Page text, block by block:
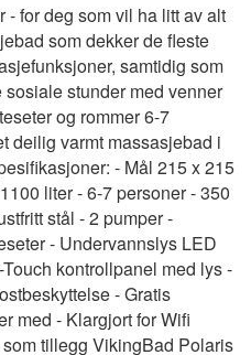
for deg som vil ha litt av alt
som dekker de fleste
samtidig som
stunder med venner
og rommer 6-7
deilig varmt massasjebad i
- Mål 215 x 215
liter - 6-7 personer - 350
stål - 2 pumper -
- Undervannslys LED
kontrollpanel med lys -
- Gratis
med - Klargjort for Wifi
tillegg VikingBad Polaris